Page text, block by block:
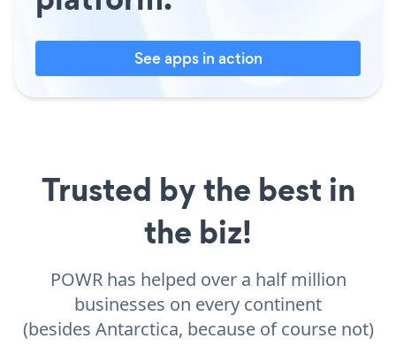
See apps in action
Trusted by the best in
the biz!
POWR has helped over a half million
businesses on every continent
(besides Antarctica, because of course not)